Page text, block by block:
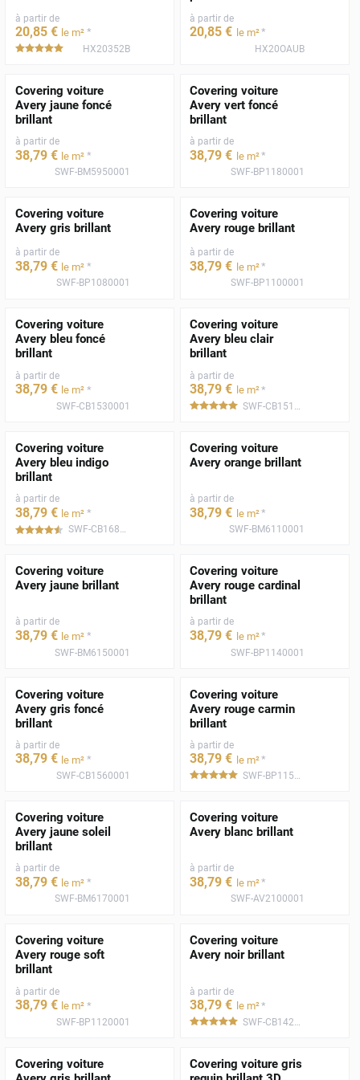
à partir de
20,85 € le m² *
*****HX20352B
à partir de
20,85 € le m²*
HX20OAUB
Covering voiture
Avery jaune foncé
brillant
à partir de
38,79 € le m² *
SWF-BM5950001
Covering voiture
Avery vert foncé
brillant
à partir de
38,79 € le m²*
SWF-BP1180001
Covering voiture
Avery gris brillant
à partir de
38,79 € le m² *
SWF-BP1080001
Covering voiture
Avery rouge brillant
à partir de
38,79 € le m²*
SWF-BP1100001
Covering voiture
Avery bleu foncé
brillant
à partir de
38,79 € le m² *
SWF-CB1530001
Covering voiture
Avery bleu clair
brillant
à partir de
38,79 € le m²*
*****
Covering voiture
Avery bleu indigo
brillant
à partir de
38,79 € le m² *
***** SWF-CB1680001
Covering voiture
Avery orange brillant
à partir de
38,79 € le m²*
SWF-BM6110001
Covering voiture
Avery jaune brillant
à partir de
38,79 € le m² *
SWF-BM6150001
Covering voiture
Avery rouge cardinal
brillant
à partir de
38,79 € le m²*
SWF-BP1140001
Covering voiture
Avery gris foncé
brillant
à partir de
38,79 € le m² *
SWF-CB1560001
Covering voiture
Avery rouge carmin
brillant
à partir de
38,79 € le m²*
***** SWF-BP1150001
Covering voiture
Avery jaune soleil
brillant
à partir de
38,79 € le m² *
SWF-BM6170001
Covering voiture
Avery blanc brillant
à partir de
38,79 € le m²*
SWF-AV2100001
Covering voiture
Avery rouge soft
brillant
à partir de
38,79 € le m² *
SWF-BP1120001
Covering voiture
Avery noir brillant
à partir de
38,79 € le m²*
*****
Covering voiture
Covering voiture gris